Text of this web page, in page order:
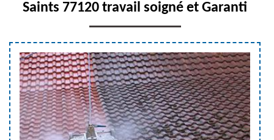
Saints 77120 travail soigné et Garanti